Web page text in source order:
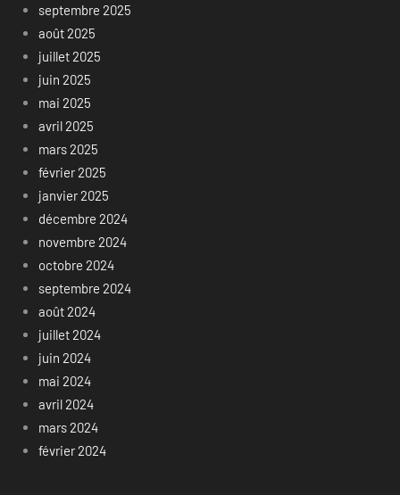
septembre 2025
août 2025
juillet 2025
juin 2025
mai 2025
avril 2025
mars 2025
février 2025
janvier 2025
décembre 2024
novembre 2024
octobre 2024
septembre 2024
août 2024
juillet 2024
juin 2024
mai 2024
avril 2024
mars 2024
février 2024